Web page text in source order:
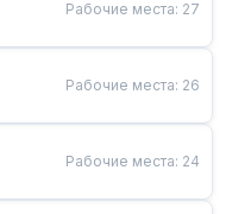
Рабочие места: 27
Рабочие места: 26
Рабочие места: 24